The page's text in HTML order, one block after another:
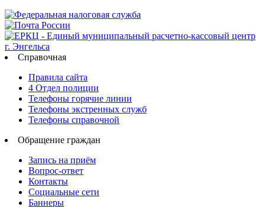
Справочная
Правила сайта
4 Отдел полиции
Телефоны горячие линии
Телефоны экстренных служб
Телефоны справочной
Обращение граждан
Запись на приём
Вопрос-ответ
Контакты
Социальные сети
Баннеры